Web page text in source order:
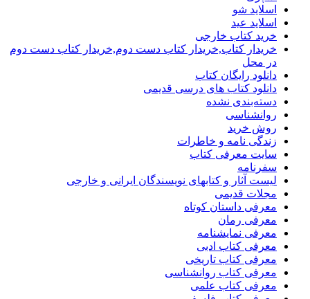
اسلاید شو
اسلاید عید
خرید کتاب خارجی
خریدار کتاب,خریدار کتاب دست دوم,خریدار کتاب دست دوم
در محل
دانلود رایگان کتاب
دانلود کتاب های درسی قدیمی
دسته‌بندی نشده
روانشناسی
روش خرید
زندگی نامه و خاطرات
سایت معرفی کتاب
سفرنامه
لیست آثار و کتابهای نویسندگان ایرانی و خارجی
مجلات قدیمی
معرفی داستان کوتاه
معرفی رمان
معرفی نمایشنامه
معرفی کتاب ادبی
معرفی کتاب تاریخی
معرفی کتاب روانشناسی
معرفی کتاب علمی